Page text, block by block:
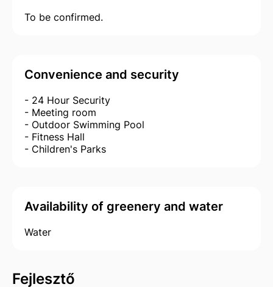
To be confirmed.
Convenience and security
- 24 Hour Security
- Meeting room
- Outdoor Swimming Pool
- Fitness Hall
- Children's Parks
Availability of greenery and water
Water
Fejlesztő